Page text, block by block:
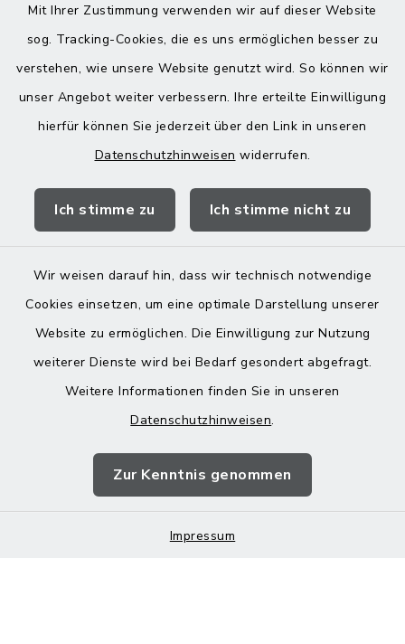
Mit Ihrer Zustimmung verwenden wir auf dieser Website
sog. Tracking-Cookies, die es uns ermöglichen besser zu
verstehen, wie unsere Website genutzt wird. So können wir
unser Angebot weiter verbessern. Ihre erteilte Einwilligung
hierfür können Sie jederzeit über den Link in unseren
Datenschutzhinweisen widerrufen.
Ich stimme zu Ich stimme nicht zu
Wir weisen darauf hin, dass wir technisch notwendige
Cookies einsetzen, um eine optimale Darstellung unserer
Website zu ermöglichen. Die Einwilligung zur Nutzung
weiterer Dienste wird bei Bedarf gesondert abgefragt.
Weitere Informationen finden Sie in unseren
Datenschutzhinweisen.
Zur Kenntnis genommen
Impressum
08076 499
08076 8595
poststelle@vg-maitenbeth.de
Landratsamt Mühldorf
Barrierefreiheit
Impressum
Sitemap